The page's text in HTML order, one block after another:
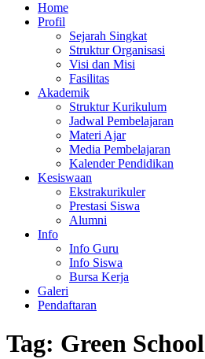
Home
Profil
Sejarah Singkat
Struktur Organisasi
Visi dan Misi
Fasilitas
Akademik
Struktur Kurikulum
Jadwal Pembelajaran
Materi Ajar
Media Pembelajaran
Kalender Pendidikan
Kesiswaan
Ekstrakurikuler
Prestasi Siswa
Alumni
Info
Info Guru
Info Siswa
Bursa Kerja
Galeri
Pendaftaran
Tag: Green School